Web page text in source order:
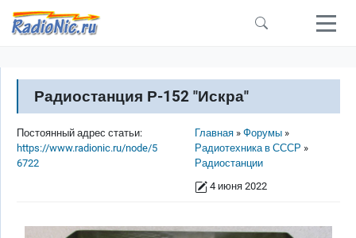
Перейти к основному содержанию
Радиостанция Р-152 "Искра"
Строка навигации
Главная
Форумы
Радиотехника в СССР
Радиостанции
4 июня 2022
Постоянный адрес статьи:
https://www.radionic.ru/node/5
6722